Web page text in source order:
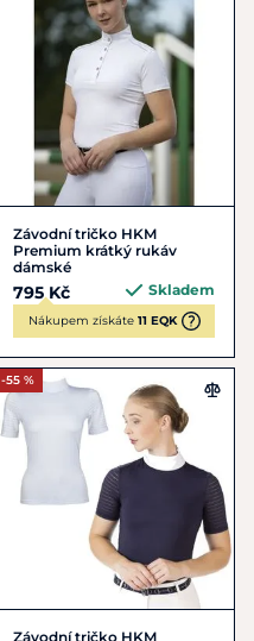
Závodní tričko HKM
Premium krátký rukáv
dámské
795 Kč Skladem
Nákupem získáte 11 EQK
-55 %
Závodní tričko HKM